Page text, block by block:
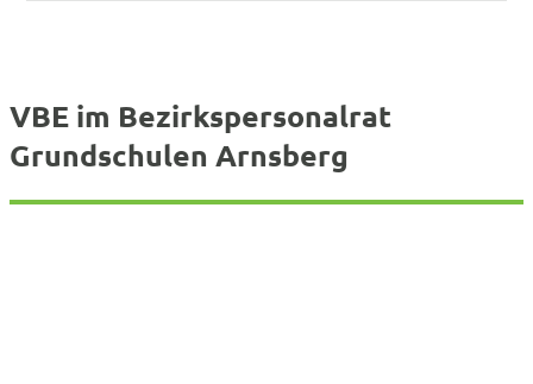
VBE im Bezirkspersonalrat
Grundschulen Arnsberg